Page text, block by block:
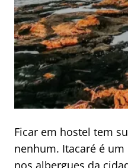
Ficar em hostel tem
nenhum. Itacaré é